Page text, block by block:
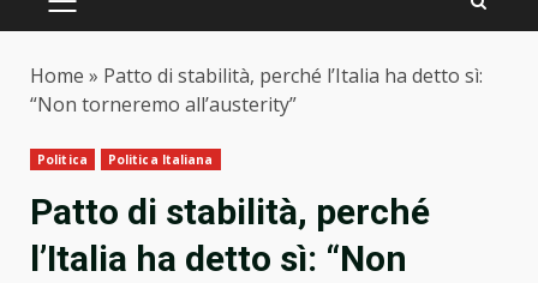
PRIMARY
Home » Patto di stabilità, perché l’Italia ha detto sì:
“Non torneremo all’austerity”
Politica Politica Italiana
Patto di stabilità, perché
l’Italia ha detto sì: “Non